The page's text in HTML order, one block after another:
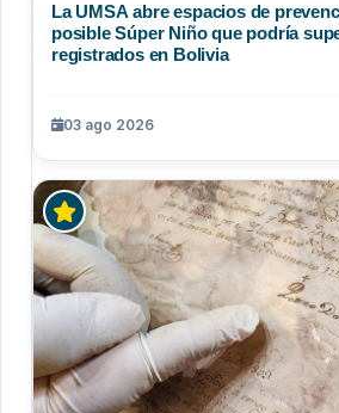
La UMSA abre espacios de
posible Súper Niño que podría
registrados en Bolivia
03 ago 2026